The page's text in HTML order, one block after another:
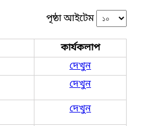
পৃষ্ঠা আইটেম
কার্যকলাপ
দেখুন
দেখুন
দেখুন